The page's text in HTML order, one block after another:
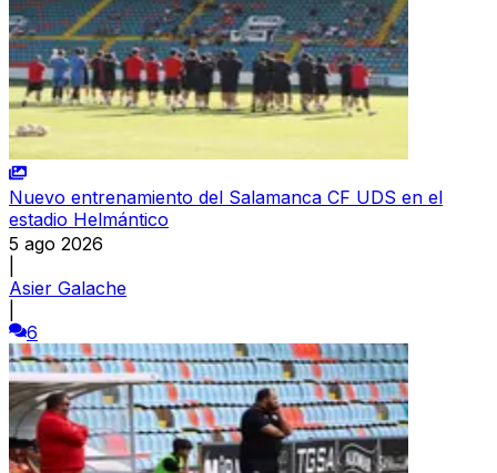
Nuevo entrenamiento del Salamanca CF UDS en el
estadio Helmántico
5 ago 2026
Asier Galache
6